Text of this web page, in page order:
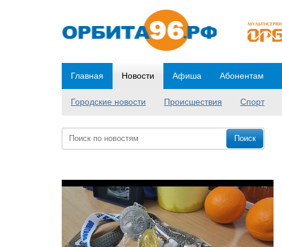
Главная Новости
Городские новости Происшествия Спорт
Афиша Абонентам